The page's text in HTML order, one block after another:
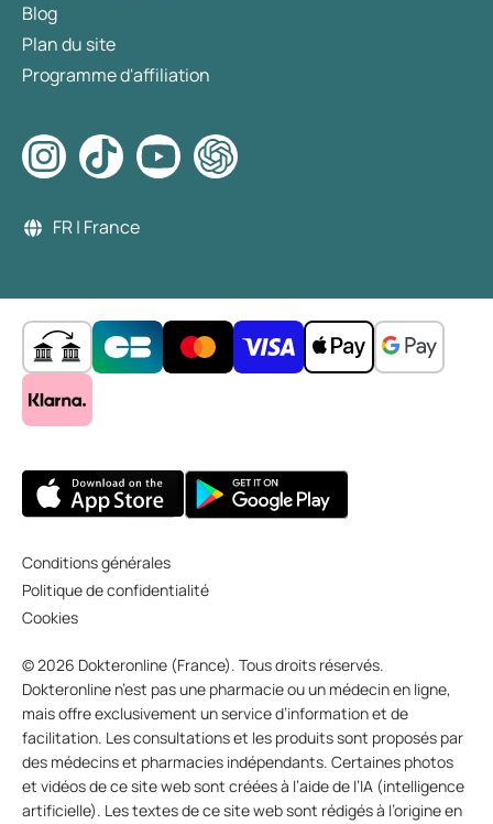
Blog
Plan du site
Programme d'affiliation
FR | France
Conditions générales
Politique de confidentialité
Cookies
© 2026 Dokteronline (France). Tous droits réservés.
Dokteronline n’est pas une pharmacie ou un médecin en ligne,
mais offre exclusivement un service d’information et de
facilitation. Les consultations et les produits sont proposés par
des médecins et pharmacies indépendants. Certaines photos
et vidéos de ce site web sont créées à l’aide de l’IA (intelligence
artificielle). Les textes de ce site web sont rédigés à l’origine en